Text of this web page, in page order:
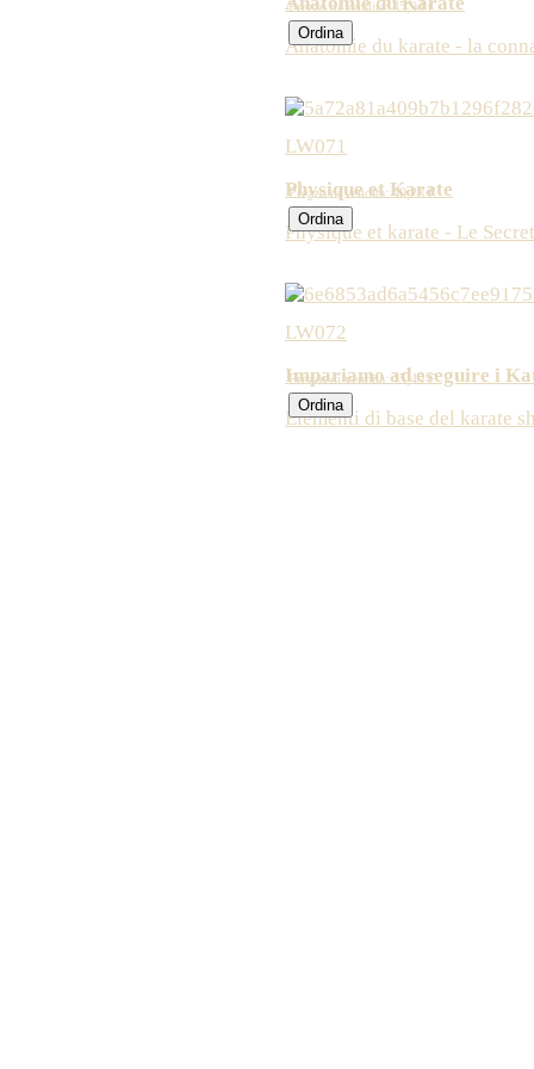
Anatomie du karate - la
Prezzo di vendita:35,94 €
LW071
Physique et Karate
Physique et karate - Le
Prezzo di vendita:40,28 €
LW072
Impariamo ad eseguire i
Elementi di base del karate
Prezzo di vendita:15,49 €